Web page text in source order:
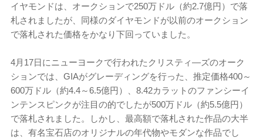
イヤモンドは、オークションで250万ドル（約2.7億円）で落
札されましたが、同様のダイヤモンドが以前のオークション
で落札された価格をかなり下回っていました。
4月17日にニューヨークで行われたクリスティ―ズのオーク
ションでは、GIAがグレーディングを行った、推定価格400～
600万ドル（約4.4～6.5億円）、8.42カラットのファンシーイ
ンテンスピンクが注目の的でしたが500万ドル（約5.5億円）
で落札されました。しかし、最高額で落札された作品の大半
は、有名宝石店のオリジナルの年代物やモダンな作品でし